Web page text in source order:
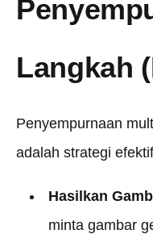
Langkah
Penyempurnaan
adalah strategi
Hasilkan
minta gambar